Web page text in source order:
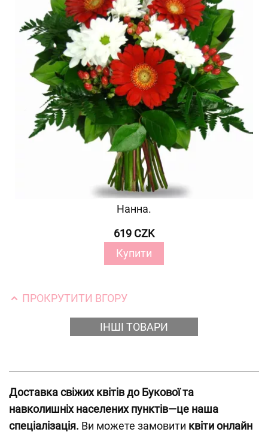
Нанна.
619 CZK
Купити
ПРОКРУТИТИ ВГОРУ
ІНШІ ТОВАРИ
Доставка свіжих квітів до Букової та
навколишніх населених пунктів—це наша
спеціалізація. Ви можете замовити квіти онлайн